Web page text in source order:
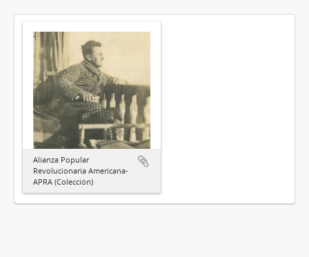
Alianza Popular
Revolucionaria Americana-
APRA (Colección)